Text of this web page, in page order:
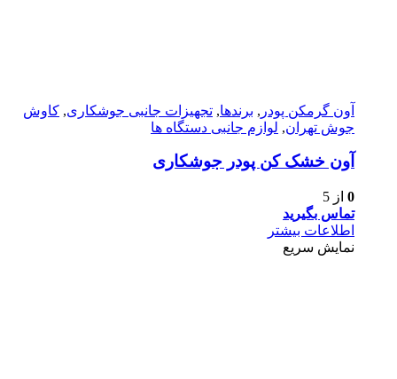
آون گرمکن پودر , برندها, تجهیزات جانبی جوشکاری, کاوش
جوش تهران, لوازم جانبی دستگاه ها
آون خشک کن پودر جوشکاری
0 از 5
تماس بگیرید
اطلاعات بیشتر
نمایش سریع